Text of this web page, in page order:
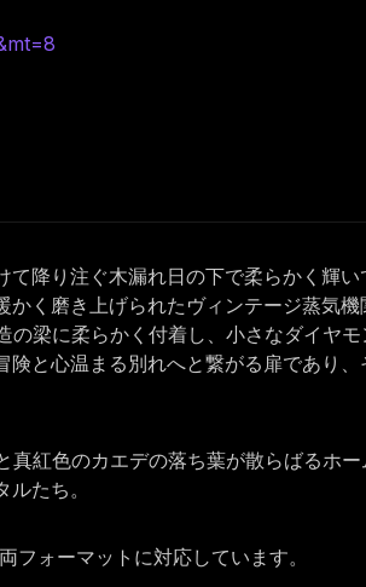
降り注ぐ木漏れ日の下で柔らかく輝
く磨き上げられたヴィンテージ蒸気
梁に柔らかく付着し、小さなダイヤ
と心温まる別れへと繋がる扉であり
紅色のカエデの落ち葉が散らばるホ
たち。
ォーマットに対応しています。